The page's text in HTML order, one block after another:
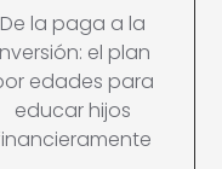
De la paga a la
el plan
edades para
educar hijos